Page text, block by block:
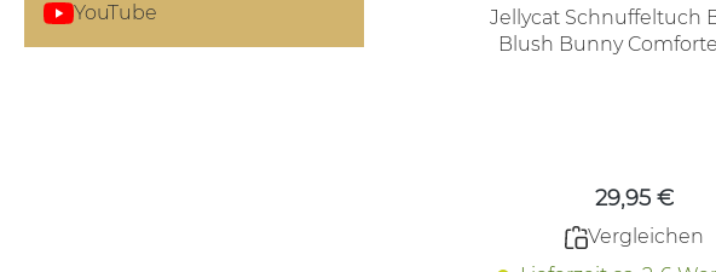
YouTube
Jellycat Schnuffeltuch
Blush Bunny
29,95 €
Vergleichen